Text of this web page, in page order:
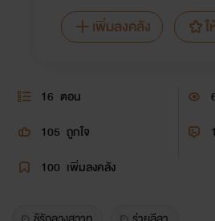
เพิ่มลงคลัง
16 ตอน
105 ถูกใจ 1
100 เพิ่มลงคลัง